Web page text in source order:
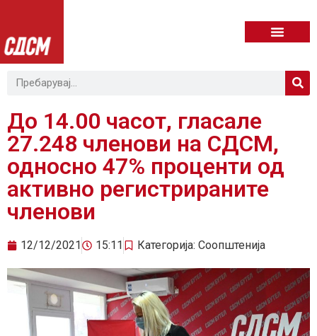
До 14.00 часот, гласале
27.248 членови на СДСМ,
односно 47% проценти од
активно регистрираните
членови
12/12/2021 15:11 Категорија: Соопштенија